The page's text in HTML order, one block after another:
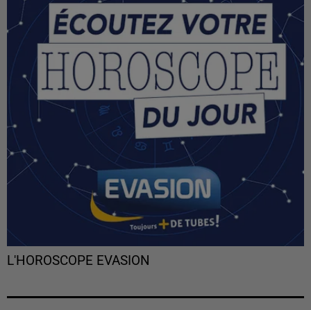
L'HOROSCOPE EVASION